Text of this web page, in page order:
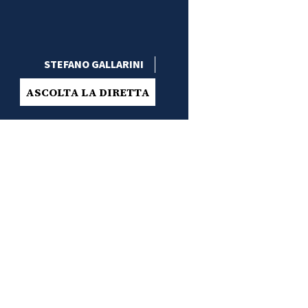
STEFANO GALLARINI
ASCOLTA LA DIRETTA